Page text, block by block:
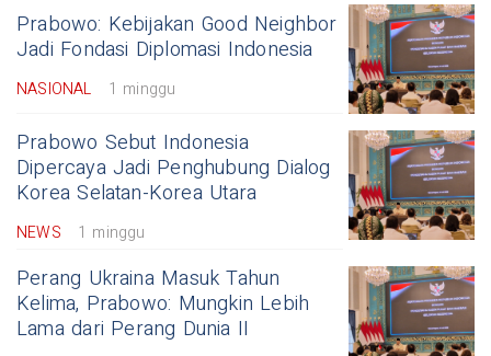
Prabowo: Kebijakan Good Neighbor
Jadi Fondasi Diplomasi Indonesia
NASIONAL 1 minggu
Prabowo Sebut Indonesia
Dipercaya Jadi Penghubung Dialog
Korea Selatan-Korea Utara
NEWS 1 minggu
Perang Ukraina Masuk Tahun
Kelima, Prabowo: Mungkin Lebih
Lama dari Perang Dunia II